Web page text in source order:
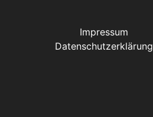
Impressum
Datenschutzerklärung